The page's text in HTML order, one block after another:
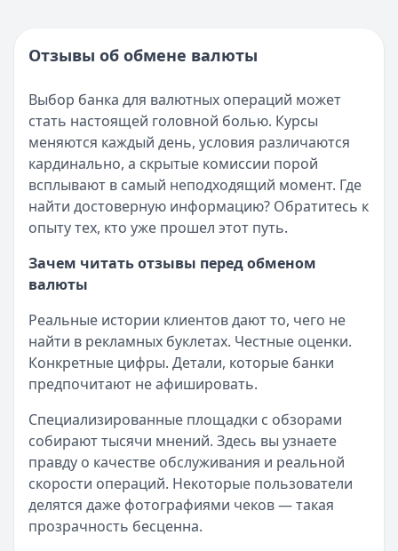
Отзывы об обмене валюты
Выбор банка для валютных операций может
стать настоящей головной болью. Курсы
меняются каждый день, условия различаются
кардинально, а скрытые комиссии порой
всплывают в самый неподходящий момент. Где
найти достоверную информацию? Обратитесь к
опыту тех, кто уже прошел этот путь.
Зачем читать отзывы перед обменом
валюты
Реальные истории клиентов дают то, чего не
найти в рекламных буклетах. Честные оценки.
Конкретные цифры. Детали, которые банки
предпочитают не афишировать.
Специализированные площадки с обзорами
собирают тысячи мнений. Здесь вы узнаете
правду о качестве обслуживания и реальной
скорости операций. Некоторые пользователи
делятся даже фотографиями чеков — такая
прозрачность бесценна.